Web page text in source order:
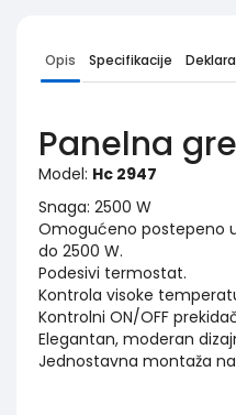
Opis Specifikacije
Panelna
Model: Hc 2947
Snaga: 2500 W
Omogućeno postepeno
do 2500 W.
Podesivi termostat.
Kontrola visoke
Kontrolni ON/OFF
Elegantan, moderan
Jednostavna montaža na